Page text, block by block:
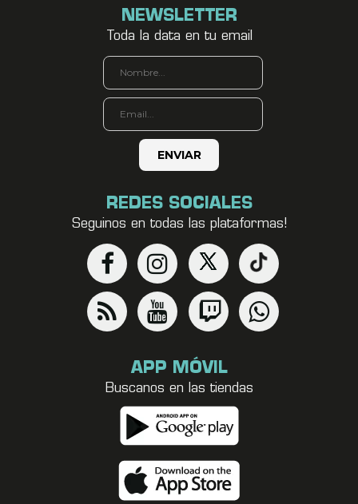
NEWSLETTER
Toda la data en tu email
REDES SOCIALES
Seguinos en todas las plataformas!
APP MÓVIL
Buscanos en las tiendas